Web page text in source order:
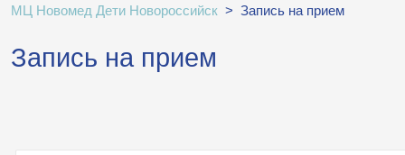
МЦ Новомед Дети Новороссийск > Запись на прием
Запись на прием